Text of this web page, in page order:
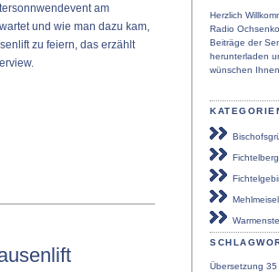
Herzlich
Radio
Beiträge der
herunterladen
wünschen
Fichtelberg
Mehlmeisel
Übersetzung 35
am
und wie man dazu kam,
zu feiern, das erzählt